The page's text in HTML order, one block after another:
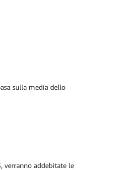
sulla media dello
verranno addebitate le